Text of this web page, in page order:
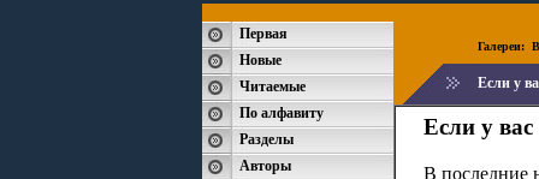
Первая
Новые
Читаемые
По алфавиту
Разделы
Авторы
Галереи:
Если у
Если у
В последние